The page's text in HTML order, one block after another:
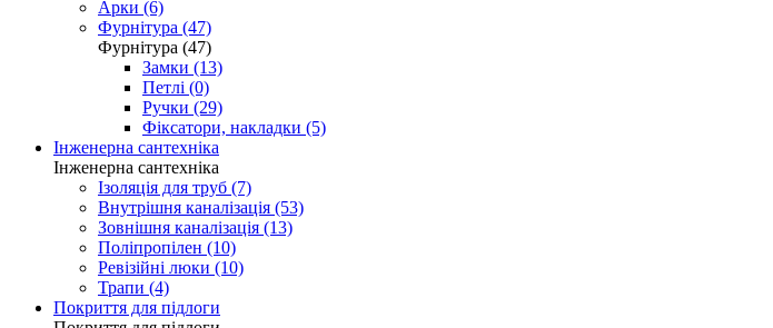
Арки (6)
Фурнітура (47)
Фурнітура (47)
Замки (13)
Петлі (0)
Ручки (29)
Фіксатори, накладки (5)
Інженерна сантехніка
Інженерна сантехніка
Ізоляція для труб (7)
Внутрішня каналізація (53)
Зовнішня каналізація (13)
Поліпропілен (10)
Ревізійні люки (10)
Трапи (4)
Покриття для підлоги